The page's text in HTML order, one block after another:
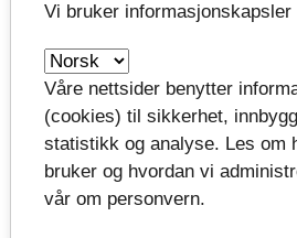
Prisen ble innstiftet i 1997, og
utdelt av bokhandelen Norli i
Olafsens Bog- og Papirhandel).
fylkeskommune overtok
prisen og utdelingen i 2012. Ved
med Telemark i 2020 ble prisen
Telemarks Litteraturpris. Dette
fylkesdelinga i 2023. Fra 2024
Vi bruker informasjonskapsler
Våre nettsider benytter
(cookies) til sikkerhet,
statistikk og analyse. Les om
bruker og hvordan vi
vår om personvern.